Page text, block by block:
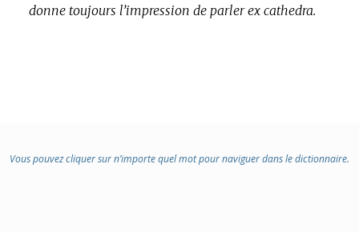
donne toujours l’impression de parler ex cathedra.
Vous pouvez cliquer sur n’importe quel mot pour naviguer dans le dictionnaire.